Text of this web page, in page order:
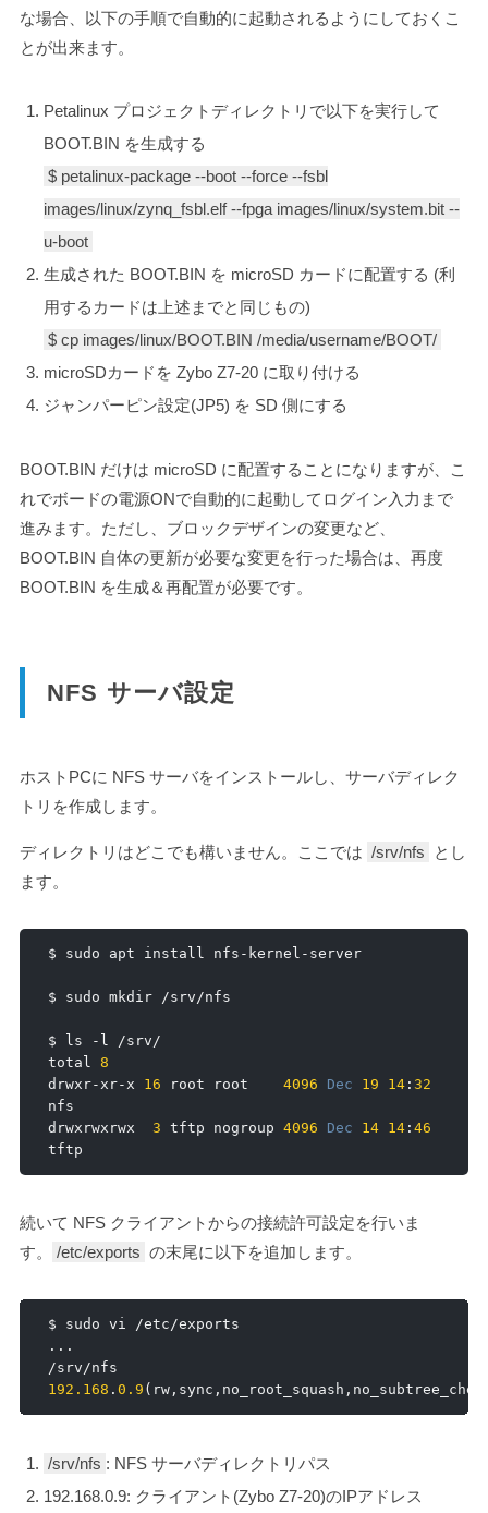
な場合、以下の手順で自動的に起動されるようにしておくこ
とが出来ます。
Petalinux プロジェクトディレクトリで以下を実行して
BOOT.BIN を生成する
$ petalinux-package --boot --force --fsbl
images/linux/zynq_fsbl.elf --fpga images/linux/system.bit --
u-boot
生成された BOOT.BIN を microSD カードに配置する (利
用するカードは上述までと同じもの)
$ cp images/linux/BOOT.BIN /media/username/BOOT/
microSDカードを Zybo Z7-20 に取り付ける
ジャンパーピン設定(JP5) を SD 側にする
BOOT.BIN だけは microSD に配置することになりますが、こ
れでボードの電源ONで自動的に起動してログイン入力まで
進みます。ただし、ブロックデザインの変更など、
BOOT.BIN 自体の更新が必要な変更を行った場合は、再度
BOOT.BIN を生成＆再配置が必要です。
NFS サーバ設定
ホストPCに NFS サーバをインストールし、サーバディレク
トリを作成します。
ディレクトリはどこでも構いません。ここでは /srv/nfs
とし
ます。
$ sudo apt install nfs - kernel - server
$ sudo mkdir /srv/nfs
$ ls - l /srv/
total 8
drwxr-xr-x 16 root root 4096 Dec 19 14: 32
nfs
drwxrwxrwx 3 tftp nogroup 4096 Dec 14 14: 46
tftp
続いて NFS クライアントからの接続許可設定を行いま
す。
/etc/exports の末尾に以下を追加します。
$ sudo vi /etc/
...
/srv/
192.168 . 0.9 ( rw, sync , no_root_squash ,
/srv/nfs : NFS サーバディレクトリパス
192.168.0.9: クライアント(Zybo Z7-20)のIPアドレス